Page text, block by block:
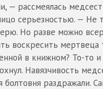
— рассмеялась
серьезностью. — Не
Но разве можно
воскресить мертвеца
в книжном? То-то
Навязчивость
болтовня раздражали.